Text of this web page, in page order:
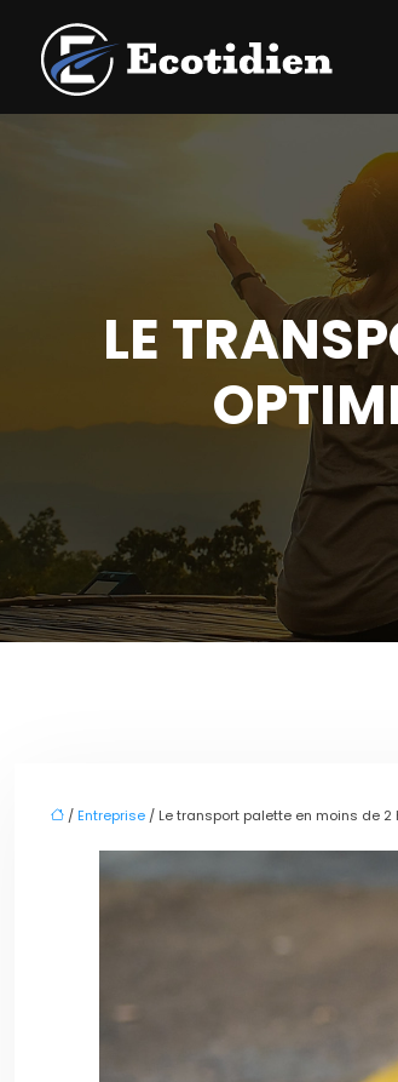
LE
/ Entreprise / Le transport palette en moins de